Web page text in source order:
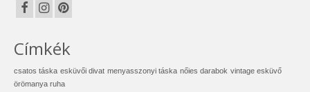
Címkék
csatos táska esküvői divat menyasszonyi táska nőies darabok vintage esküvő
örömanya ruha